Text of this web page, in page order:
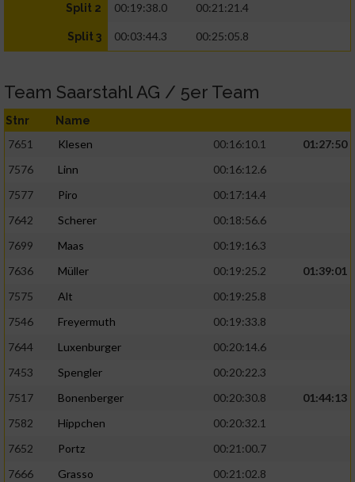
Split 2 00:19:38.0 00:21:21.4
Split 3 00:03:44.3 00:25:05.8
Team Saarstahl AG / 5er Team
Stnr Name
7651 Klesen 00:16:10.1
01:27:50
7576
Linn
00:16:12.6
7577
Piro
00:17:14.4
7642
Scherer
00:18:56.6
7699
Maas
00:19:16.3
7636
Müller 00:19:25.2
01:39:01
7575
Alt
00:19:25.8
7546
Freyermuth
00:19:33.8
7644
Luxenburger
00:20:14.6
7453
Spengler
00:20:22.3
7517
Bonenberger 00:20:30.8
01:44:13
7582
Hippchen
00:20:32.1
7652
Portz
00:21:00.7
7666
Grasso
00:21:02.8